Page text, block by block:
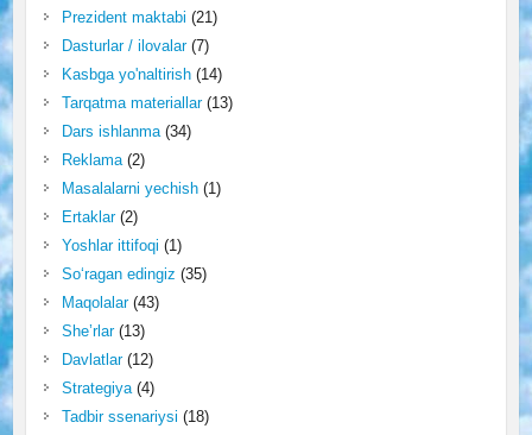
Prezident maktabi (21)
Dasturlar / ilovalar(7)
Kasbga yo'naltirish(14)
Tarqatma materiallar(13)
Dars ishlanma(34)
Reklama(2)
Masalalarni yechish(1)
Ertaklar(2)
Yoshlar ittifoqi (1)
So‘ragan edingiz (35)
Maqolalar(43)
She’rlar(13)
Davlatlar(12)
Strategiya(4)
Tadbir ssenariysi (18)